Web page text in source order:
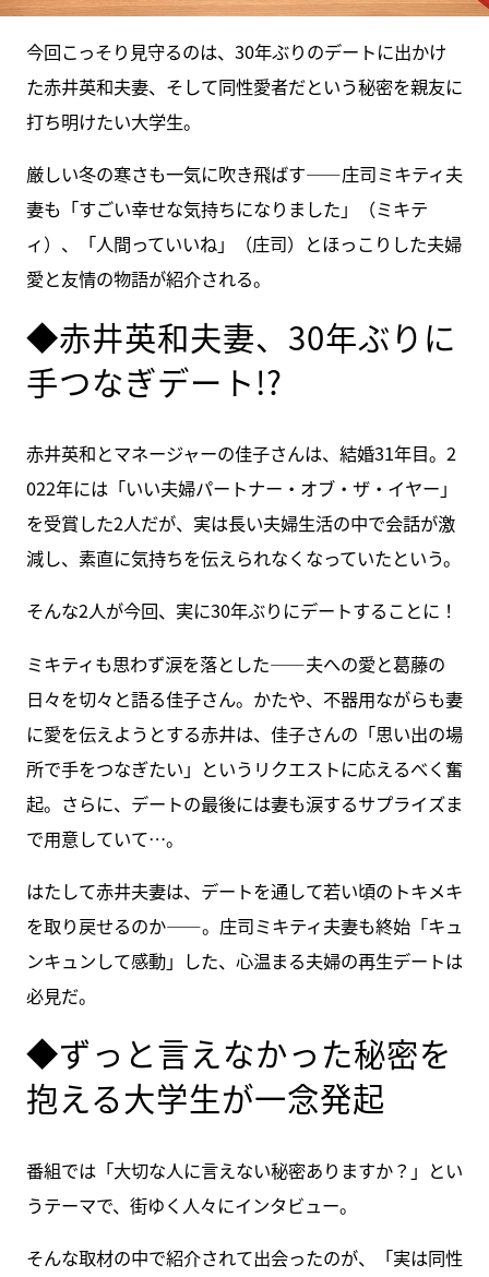
今回こっそり見守るのは、30年ぶりのデートに出かけ
た赤井英和夫妻、そして同性愛者だという秘密を親友に
打ち明けたい大学生。
厳しい冬の寒さも一気に吹き飛ばす――庄司ミキティ夫
妻も「すごい幸せな気持ちになりました」（ミキテ
ィ）、「人間っていいね」（庄司）とほっこりした夫婦
愛と友情の物語が紹介される。
◆赤井英和夫妻、30年ぶりに
手つなぎデート!?
赤井英和とマネージャーの佳子さんは、結婚31年目。2
022年には「いい夫婦パートナー・オブ・ザ・イヤー」
を受賞した2人だが、実は長い夫婦生活の中で会話が激
減し、素直に気持ちを伝えられなくなっていたという。
そんな2人が今回、実に30年ぶりにデートすることに！
ミキティも思わず涙を落とした――夫への愛と葛藤の
日々を切々と語る佳子さん。かたや、不器用ながらも妻
に愛を伝えようとする赤井は、佳子さんの「思い出の場
所で手をつなぎたい」というリクエストに応えるべく奮
起。さらに、デートの最後には妻も涙するサプライズま
で用意していて…。
はたして赤井夫妻は、デートを通して若い頃のトキメキ
を取り戻せるのか――。庄司ミキティ夫妻も終始「キュ
ンキュンして感動」した、心温まる夫婦の再生デートは
必見だ。
◆ずっと言えなかった秘密を
抱える大学生が一念発起
番組では「大切な人に言えない秘密ありますか？」とい
うテーマで、街ゆく人々にインタビュー。
そんな取材の中で紹介されて出会ったのが、「実は同性